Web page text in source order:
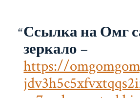
Ссылка на Омг
зеркало –
https://